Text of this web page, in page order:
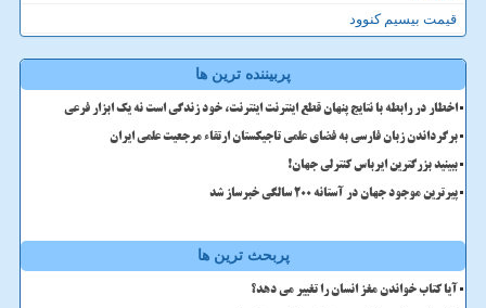
قیمت بیسیم کنوود
پربیننده ترین ها
اخطار در رابطه با نتایج پنهان قطع اینترنت اینترنت، خود زندگی است نه یک ابزار فرعی
برگرداندن زبان فارسی به فضای علمی تاجیکستان ارتقاء مرجعیت علمی ایران
ببینید بزرگترین ایرباس کنترلی جهان!
پیرترین موجود جهان در آستانه ۲۰۰ سالگی خبرساز شد
پربحث ترین ها
آیا کتاب خواندن مغز انسان را تغییر می دهد؟